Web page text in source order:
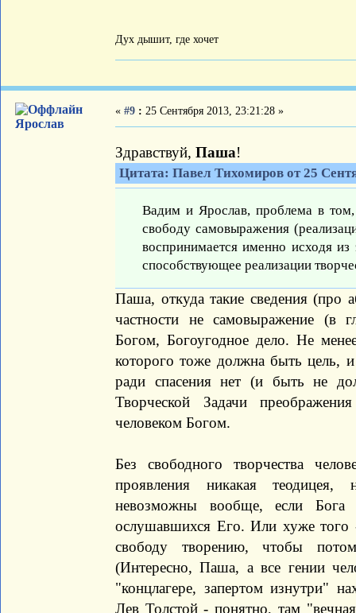
Дух дышит, где хочет
Ярослав
« #9 : 25 Сентября 2013, 23:21:28 »
Здравствуй, Паша!
Цитата: Павел Тихомиров от 25
Вадим и Ярослав, проблема в том,
свободу самовыражения
воспринимается именно исходя
способствующее реализации
Паша, откуда такие сведения (про
частности не самовыражение
Богом, Богоугодное дело. Не
которого тоже должна быть цель, и
ради спасения нет (и быть не
Творческой Задачи
человеком Богом.
Без свободного творчества
проявления никакая теодицея,
невозможны вообще, если Бога
ослушавшихся Его. Или хуже того
свободу творению, чтобы
(Интересно, Паша, а все гении
"концлагере, запертом изнутри"
Лев Толстой - понятно, там